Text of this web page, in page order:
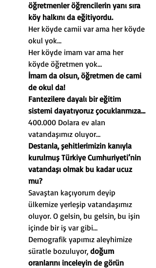
öğretmenler öğrencilerin yanı sıra
köy halkını da eğitiyordu.
Her köyde camii var ama her köyde
okul yok…
Her köyde imam var ama her
köyde öğretmen yok…
İmam da olsun, öğretmen de cami
de okul da!
Fantezilere dayalı bir eğitim
sistemi dayatıyoruz çocuklarımıza…
400.000 Dolara ev alan
vatandaşımız oluyor…
Destanla, şehitlerimizin kanıyla
kurulmuş Türkiye Cumhuriyeti’nin
vatandaşı olmak bu kadar ucuz
mu?
Savaştan kaçıyorum deyip
ülkemize yerleşip vatandaşımız
oluyor. O gelsin, bu gelsin, bu işin
içinde bir iş var gibi…
Demografik yapımız aleyhimize
süratle bozuluyor, doğum
oranlarını inceleyin de görün